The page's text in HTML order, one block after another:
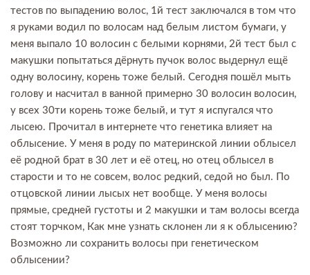
тестов по выпадению волос, 1й тест заключался в том что
я руками водил по волосам над белым листом бумаги, у
меня выпало 10 волосин с белыми корнями, 2й тест был с
макушки попытаться дёрнуть пучок волос выдернул ещё
одну волосину, корень тоже белый. Сегодня пошёл мыть
голову и насчитал в ванной примерно 30 волосин волосин,
у всех 30ти корень тоже белый, и тут я испугался что
лысею. Прочитал в интернете что генетика влияет на
облысение. У меня в роду по материнской линии облысел
её родной брат в 30 лет и её отец, но отец облысел в
старости и то не совсем, волос редкий, седой но был. По
отцовской линии лысых нет вообще. У меня волосы
прямые, средней густоты и 2 макушки и там волосы всегда
стоят торчком, Как мне узнать склонен ли я к облысению?
Возможно ли сохранить волосы при генетическом
облысении?